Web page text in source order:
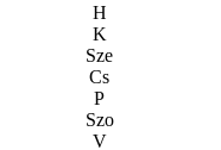
H
K
Sze
Cs
P
Szo
V